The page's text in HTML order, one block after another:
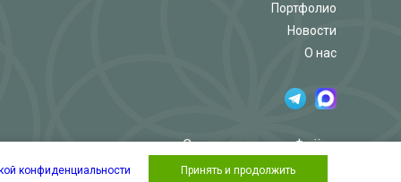
Портфолио
Новости
О нас
Салон-магазин «Флёр»
конфиденциальности Принять и продолжить